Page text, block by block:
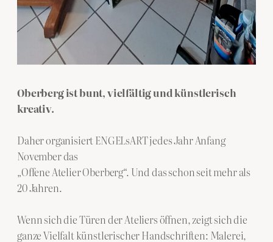
Oberberg ist bunt, vielfältig und künstlerisch
kreativ.
Daher organisiert ENGELsART jedes Jahr Anfang
November das
„Offene Atelier Oberberg“. Und das schon seit mehr als
20 Jahren.
Wenn sich die Türen der Ateliers öffnen, zeigt sich die
ganze Vielfalt künstlerischer Handschriften: Malerei,